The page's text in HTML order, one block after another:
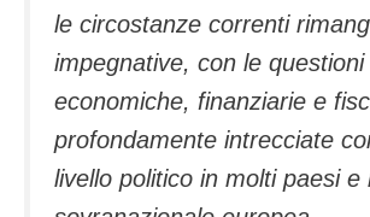
le circostanze correnti
impegnative, con le questioni
economiche, finanziarie e
profondamente intrecciate
livello politico in molti paesi e